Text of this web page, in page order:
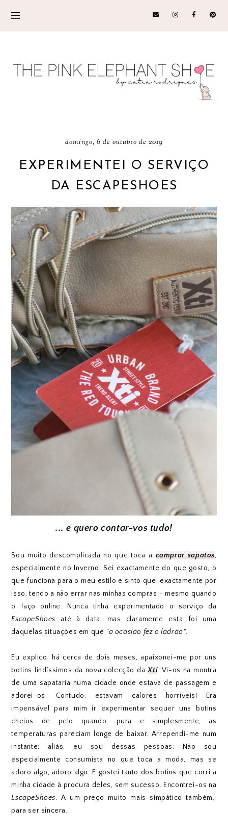
domingo, 6 de outubro de 2019
EXPERIMENTEI O SERVIÇO
DA ESCAPESHOES
... e quero contar-vos tudo!
Sou muito descomplicada no que toca a comprar sapatos,
especialmente no Inverno. Sei exactamente do que gosto, o
que funciona para o meu estilo e sinto que, exactamente por
isso, tendo a não errar nas minhas compras - mesmo quando
o faço online. Nunca tinha experimentado o serviço da
EscapeShoes até à data, mas claramente esta foi uma
daquelas situações em que "a ocasião fez o ladrão".
Eu explico: há cerca de dois meses, apaixonei-me por uns
botins lindíssimos da nova colecção daXti. Vi-os na montra
de uma sapataria numa cidade onde estava de passagem e
adorei-os. Contudo, estavam calores horríveis! Era
impensável para mim ir experimentar sequer uns botins
cheios de pelo quando, pura e simplesmente, as
temperaturas pareciam longe de baixar. Arrependi-me num
instante; aliás, eu sou dessas pessoas. Não sou
especialmente consumista no que toca a moda, mas se
adoro algo, adoro algo. E gostei tanto dos botins que corri a
minha cidade à procura deles, sem sucesso. Encontrei-os na
EscapeShoes. A um preço muito mais simpático também,
para ser sincera.